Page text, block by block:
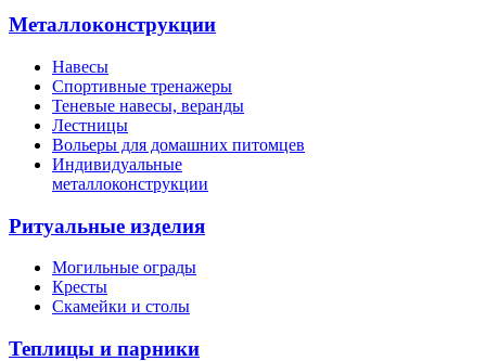
Металлоконструкции
Навесы
Спортивные тренажеры
Теневые навесы, веранды
Лестницы
Вольеры для домашних питомцев
Индивидуальные
металлоконструкции
Ритуальные изделия
Могильные ограды
Кресты
Скамейки и столы
Теплицы и парники